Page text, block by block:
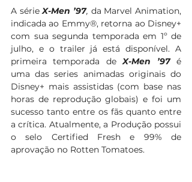
A série X-Men ’97, da Marvel Animation,
indicada ao Emmy®, retorna ao Disney+
com sua segunda temporada em 1º de
julho, e o trailer já está disponível. A
primeira temporada de X-Men ’97 é
uma das series animadas originais do
Disney+ mais assistidas (com base nas
horas de reprodução globais) e foi um
sucesso tanto entre os fãs quanto entre
a crítica. Atualmente, a Produção possui
o selo Certified Fresh e 99% de
aprovação no Rotten Tomatoes.